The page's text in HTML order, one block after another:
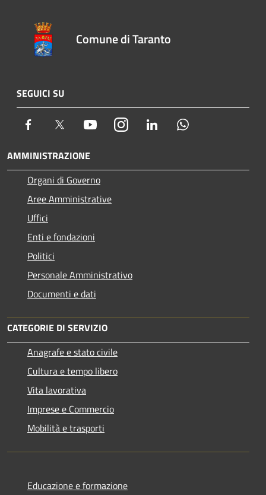
Comune di Taranto
SEGUICI SU
Facebook Twitter YoutubeInstagram LinkedIn
AMMINISTRAZIONE
Organi di Governo
Aree Amministrative
Uffici
Enti e fondazioni
Politici
Personale Amministrativo
Documenti e dati
CATEGORIE DI SERVIZIO
Anagrafe e stato civile
Cultura e tempo libero
Vita lavorativa
Imprese e Commercio
Mobilità e trasporti
Educazione e formazione